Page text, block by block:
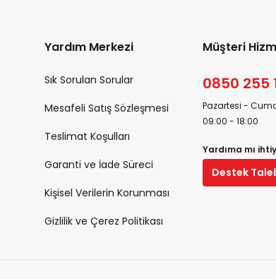
Yardım Merkezi
Sık Sorulan Sorular
Mesafeli Satış Sözleşmesi
Teslimat Koşulları
Garanti ve İade Süreci
Kişisel Verilerin Korunması
Gizlilik ve Çerez Politikası
Müşteri
0850 255
Pazartesi -
09:00 - 18:00
Yardıma mı
Destek